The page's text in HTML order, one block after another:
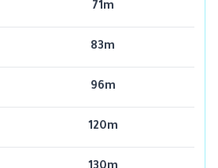
71m
83m
96m
120m